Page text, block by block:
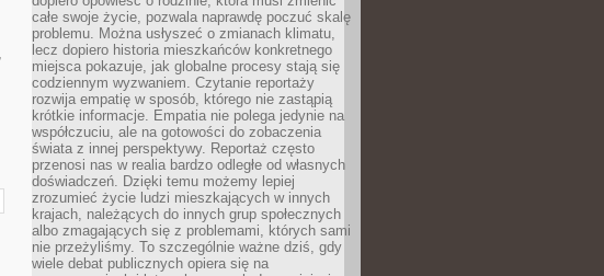
całe swoje życie, pozwala naprawdę poczuć skalę
problemu. Można usłyszeć o zmianach klimatu,
lecz dopiero historia mieszkańców konkretnego
miejsca pokazuje, jak globalne procesy stają się
codziennym wyzwaniem. Czytanie reportaży
rozwija empatię w sposób, którego nie zastąpią
krótkie informacje. Empatia nie polega jedynie na
współczuciu, ale na gotowości do zobaczenia
świata z innej perspektywy. Reportaż często
przenosi nas w realia bardzo odległe od własnych
doświadczeń. Dzięki temu możemy lepiej
zrozumieć życie ludzi mieszkających w innych
krajach, należących do innych grup społecznych
albo zmagających się z problemami, których sami
nie przeżyliśmy. To szczególnie ważne dziś, gdy
wiele debat publicznych opiera się na